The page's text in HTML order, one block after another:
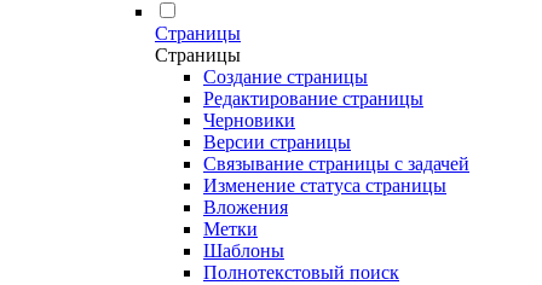
Страницы
Страницы
Создание страницы
Редактирование страницы
Черновики
Версии страницы
Связывание страницы с задачей
Изменение статуса страницы
Вложения
Метки
Шаблоны
Полнотекстовый поиск